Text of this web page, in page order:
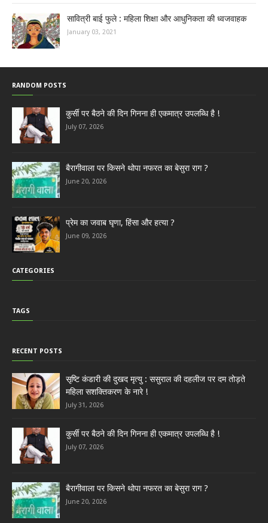
सावित्री बाई फुले : महिला शिक्षा और आधुनिकता की ध्वजवाहक
January 03, 2021
RANDOM POSTS
कुर्सी पर बैठने की दिन गिनना ही एकमात्र उपलब्धि है !
July 07, 2026
बैरागीवाला पर किसने थोपा नफरत का बेसुरा राग ?
June 20, 2026
प्रेम का जवाब घृणा, हिंसा और हत्या ?
June 09, 2026
CATEGORIES
TAGS
RECENT POSTS
सृष्टि कंडारी की दुखद मृत्यु : ससुराल की दहलीज पर दम तोड़ते
महिला सशक्तिकरण के नारे !
July 31, 2026
कुर्सी पर बैठने की दिन गिनना ही एकमात्र उपलब्धि है !
July 07, 2026
बैरागीवाला पर किसने थोपा नफरत का बेसुरा राग ?
June 20, 2026